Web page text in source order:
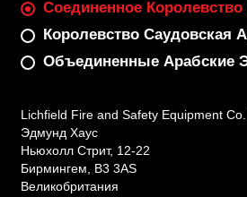
Соединенное
Королевство Саудовская
Объединенные Арабские
Lichfield Fire and Safety Equipment Co.
Эдмунд Хаус
Ньюхолл Стрит, 12-22
Бирмингем, B3 3AS
Великобритания